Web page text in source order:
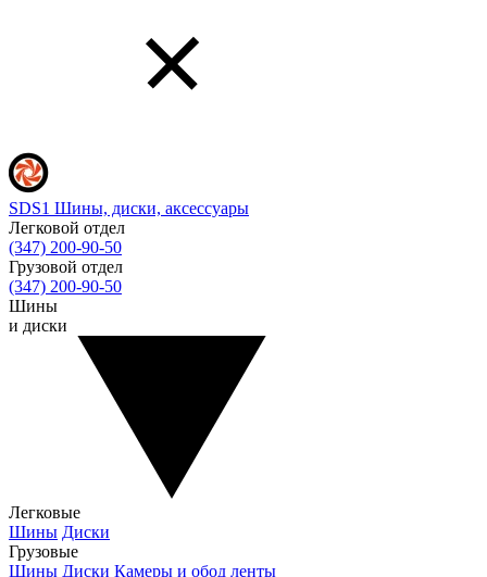
SDS1 Шины, диски, аксессуары
Легковой отдел
(347) 200-90-50
Грузовой отдел
(347) 200-90-50
Шины
и диски
Легковые
Шины Диски
Грузовые
Шины Диски Камеры и обод ленты